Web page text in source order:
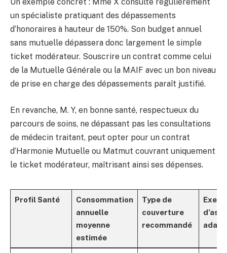
un spécialiste pratiquant des dépassements
d’honoraires à hauteur de 150%. Son budget annuel
sans mutuelle dépassera donc largement le simple
ticket modérateur. Souscrire un contrat comme celui
de la Mutuelle Générale ou la MAIF avec un bon niveau
de prise en charge des dépassements paraît justifié.
En revanche, M. Y, en bonne santé, respectueux du
parcours de soins, ne dépassant pas les consultations
de médecin traitant, peut opter pour un contrat
d’Harmonie Mutuelle ou Matmut couvrant uniquement
le ticket modérateur, maîtrisant ainsi ses dépenses.
Profil Santé
Consommation
annuelle
moyenne
estimée
Type de
couverture
recommandé